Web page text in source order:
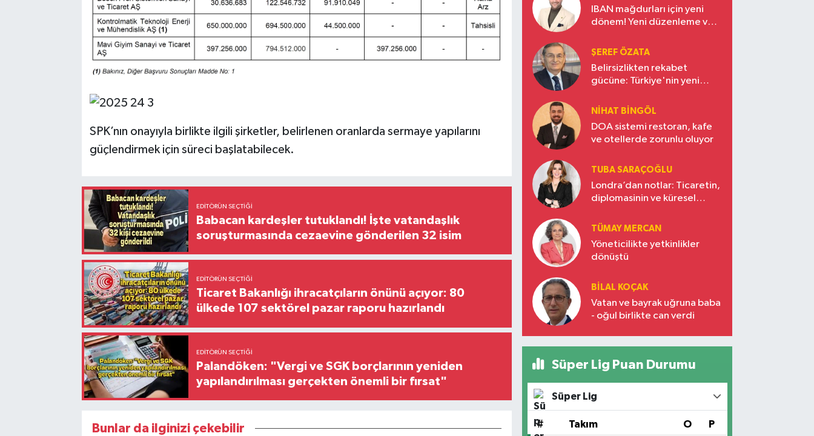
SPK’nın onayıyla birlikte ilgili şirketler, belirlenen oranlarda sermaye yapılarını
güçlendirmek için süreci başlatabilecek.
EDITÖRÜN SEÇTIĞI
Babacan kardeşler tutuklandı! İşte vatandaşlık
soruşturmasında cezaevine gönderilen 32 isim
EDITÖRÜN SEÇTIĞI
Ticaret Bakanlığı ihracatçıların önünü açıyor: 80
ülkede 107 sektörel pazar raporu hazırlandı
EDITÖRÜN SEÇTIĞI
Palandöken: "Vergi ve SGK borçlarının yeniden
yapılandırılması gerçekten önemli bir fırsat"
Bunlar da ilginizi çekebilir
IBAN mağdurları için yeni
dönem! Yeni düzenleme ve
ŞEREF ÖZATA
Belirsizlikten rekabet
gücüne: Türkiye'nin yeni
NIHAT BINGÖL
DOA sistemi restoran, kafe
ve otellerde zorunlu oluyor
TUBA SARAÇOĞLU
Londra’dan notlar: Ticaretin,
diplomasinin ve küresel
Türkiye’nin yükselen gücü
TÜMAY MERCAN
Yöneticilikte yetkinlikler
dönüştü
BILAL KOÇAK
Vatan ve bayrak uğruna baba
- oğul birlikte can verdi
Süper Lig Puan Durumu
Süper Lig
# Takım O P